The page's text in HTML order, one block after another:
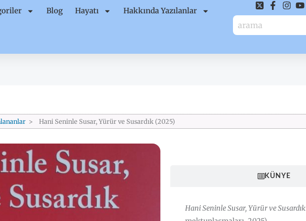
Blog Hayatı Hakkında Yazılanlar
Hani Seninle Susar, Yürür ve Susardık (2025)
KÜNYE
Hani Seninle Susar, Yürür ve Susardık